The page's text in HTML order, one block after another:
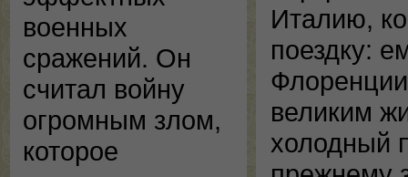
военных
сражений. Он
считал войну
огромным злом,
которое
Италию,
поездку:
великим
холодный